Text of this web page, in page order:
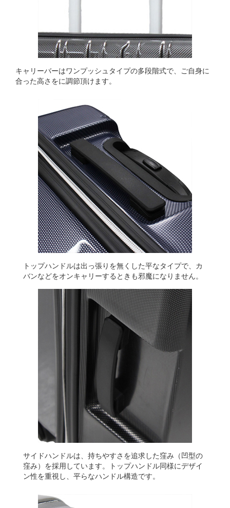
キャリーバーはワンプッシュタイプの多段階式で、ご自身に
合った高さをに調節頂けます。
トップハンドルは出っ張りを無くした平なタイプで、カ
バンなどをオンキャリーするときも邪魔になりません。
サイドハンドルは、持ちやすさを追求した窪み（凹型の
窪み）を採用しています。トップハンドル同様にデザイ
ン性を重視し、平らなハンドル構造です。